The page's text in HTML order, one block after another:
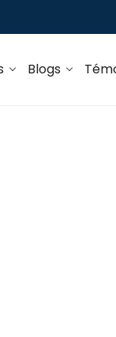
Blogs